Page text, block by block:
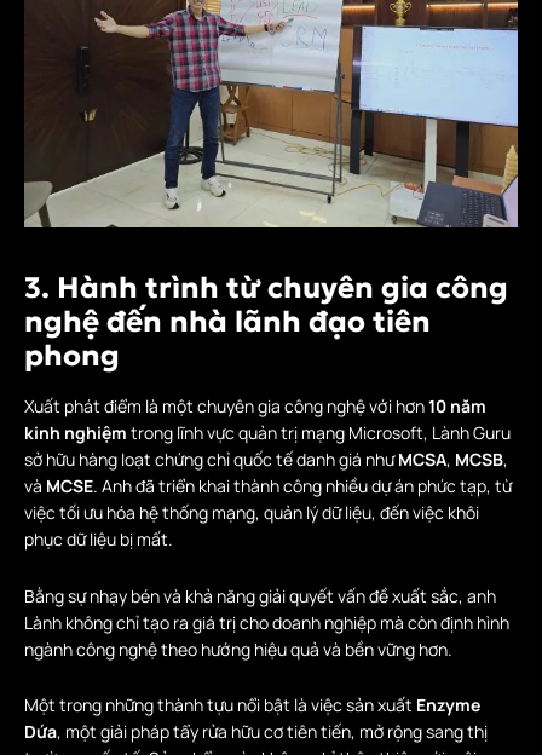
3. Hành trình từ chuyên gia công
nghệ đến nhà lãnh đạo tiên
phong
Xuất phát điểm là một chuyên gia công nghệ với hơn10 năm
kinh nghiệm trong lĩnh vực quản trị mạng Microsoft, Lành Guru
sở hữu hàng loạt chứng chỉ quốc tế danh giá nhưMCSA, MCSB,
và MCSE. Anh đã triển khai thành công nhiều dự án phức tạp, từ
việc tối ưu hóa hệ thống mạng, quản lý dữ liệu, đến việc khôi
phục dữ liệu bị mất.
Bằng sự nhạy bén và khả năng giải quyết vấn đề xuất sắc, anh
Lành không chỉ tạo ra giá trị cho doanh nghiệp mà còn định hình
ngành công nghệ theo hướng hiệu quả và bền vững hơn.
Một trong những thành tựu nổi bật là việc sản xuất Enzyme
Dứa, một giải pháp tẩy rửa hữu cơ tiên tiến, mở rộng sang thị